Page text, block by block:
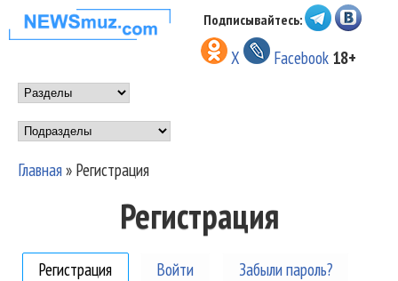
Перейти к основному
содержанию
НОВОСТИ
МУЗЫКИ И
ШОУ БИЗНЕСА
NEWSMUZ.COM
Подписывайтесь:
X Facebook 18+
Main menu
Подразделы
Главная» Регистрация
Регистрация
Регистрация (активная вкладка)
Войти Забыли пароль?